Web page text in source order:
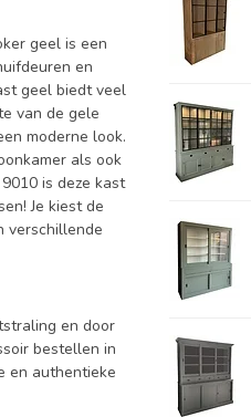
geel is een
en
geel biedt veel
van de gele
moderne look.
als ook
is deze kast
Je kiest de
verschillende
en door
bestellen in
en authentieke